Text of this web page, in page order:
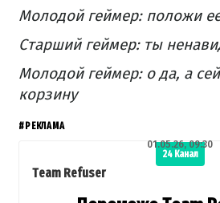
Молодой геймер: положи
Старший геймер: ты
Молодой геймер: о да, а
корзину
#РЕКЛАМА
24 Канал
Team Refuser
01.05.26, 09:30